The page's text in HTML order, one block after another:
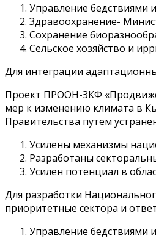
Управление бедствиями
Здравоохранение-
Сохранение
Сельское хозяйство и
Для интеграции
Проект ПРООН-ЗКФ
мер к изменению климата в
Правительства путем
Усилены механизмы
Разработаны
Усилен потенциал в
Для разработки
приоритетные сектора и
Управление бедствиями